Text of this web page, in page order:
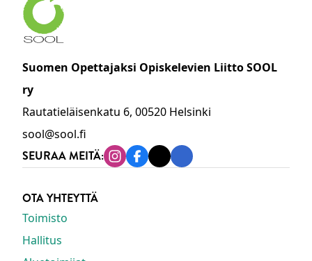
Suomen Opettajaksi Opiskelevien Liitto SOOL
ry
Rautatieläisenkatu 6, 00520 Helsinki
sool@sool.fi
SEURAA MEITÄ: Instagram
Facebook
TiktokLinkedin
OTA YHTEYTTÄ
Toimisto
Hallitus